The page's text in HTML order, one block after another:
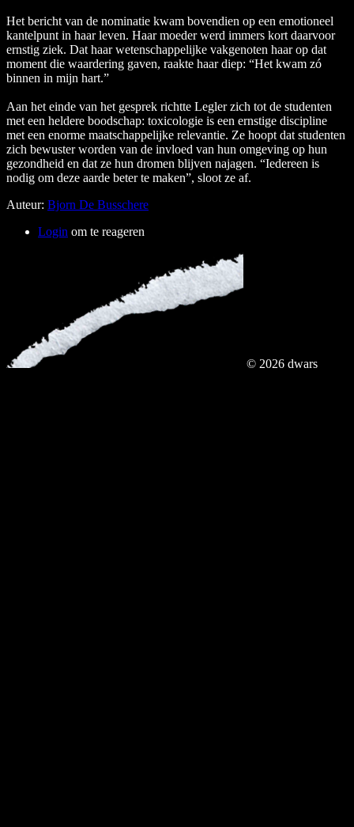
Het bericht van de nominatie kwam bovendien op een emotioneel
kantelpunt in haar leven. Haar moeder werd immers kort daarvoor
ernstig ziek. Dat haar wetenschappelijke vakgenoten haar op dat
moment die waardering gaven, raakte haar diep: “Het kwam zó
binnen in mijn hart.”
Aan het einde van het gesprek richtte Legler zich tot de studenten
met een heldere boodschap: toxicologie is een ernstige discipline
met een enorme maatschappelijke relevantie. Ze hoopt dat studenten
zich bewuster worden van de invloed van hun omgeving op hun
gezondheid en dat ze hun dromen blijven najagen. “Iedereen is
nodig om deze aarde beter te maken”, sloot ze af.
Auteur: Bjorn De Busschere
Login om te reageren
© 2026 dwars